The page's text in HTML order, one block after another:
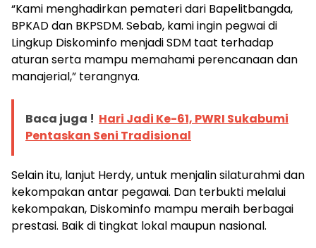
“Kami menghadirkan pemateri dari Bapelitbangda,
BPKAD dan BKPSDM. Sebab, kami ingin pegwai di
Lingkup Diskominfo menjadi SDM taat terhadap
aturan serta mampu memahami perencanaan dan
manajerial,” terangnya.
Baca juga ! Hari Jadi Ke-61, PWRI Sukabumi
Pentaskan Seni Tradisional
Selain itu, lanjut Herdy, untuk menjalin silaturahmi dan
kekompakan antar pegawai. Dan terbukti melalui
kekompakan, Diskominfo mampu meraih berbagai
prestasi. Baik di tingkat lokal maupun nasional.